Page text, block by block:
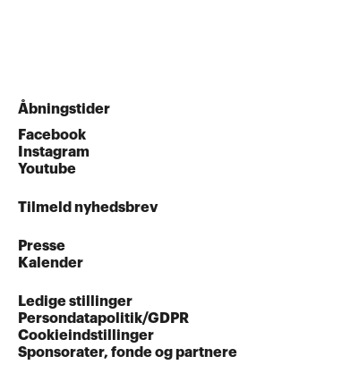
Åbningstider
Facebook
Instagram
Youtube
Tilmeld nyhedsbrev
Presse
Kalender
Ledige stillinger
Persondatapolitik/GDPR
Cookieindstillinger
Sponsorater, fonde og partnere